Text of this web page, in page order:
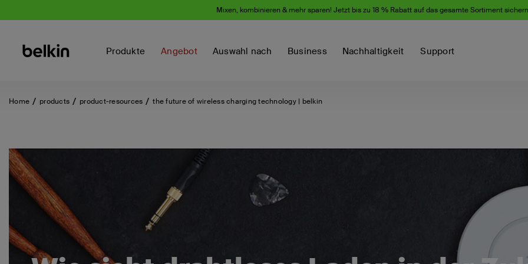
Mixen, kombinieren & mehr sparen! Jetzt bis zu 18 % Rabatt auf das gesamte Sortiment
Produkte Angebot Auswahl nach Business Nachhaltigkeit Support
Home products product-resources the future of wireless charging technology | belkin